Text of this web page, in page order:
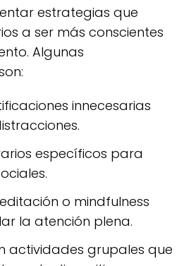
estrategias que
a ser más conscientes
Algunas
innecesarias
específicos para
o mindfulness
la atención plena.
actividades grupales que